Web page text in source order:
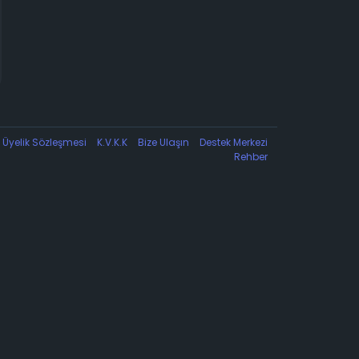
Üyelik Sözleşmesi K.V.K.K Bize Ulaşın
Destek Merkezi
Rehber